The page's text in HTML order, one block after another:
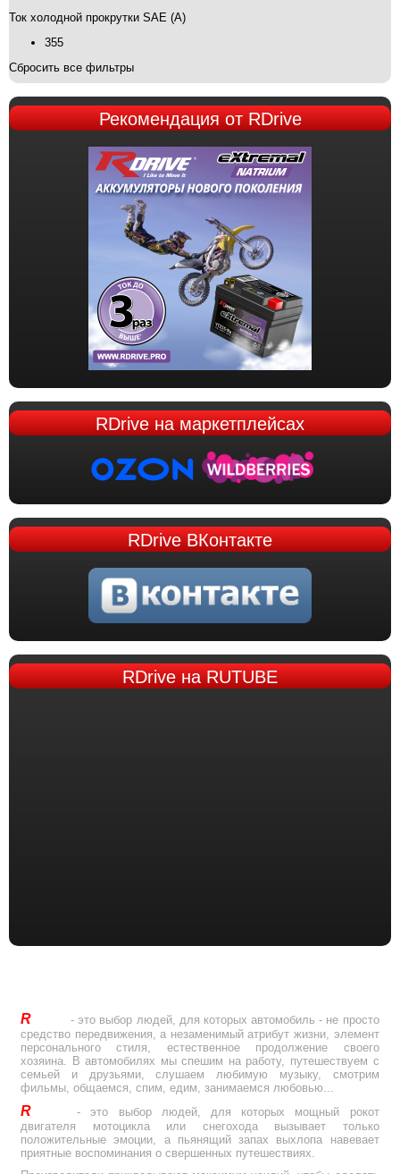
Ток холодной прокрутки SAE (А)
355
Сбросить все фильтры
Рекомендацияот RDrive
RDriveна маркетплейсах
RDriveВКонтакте
RDriveна RUTUBE
R
- это выбор людей, для которых автомобиль - не просто
средство передвижения, а незаменимый атрибут жизни, элемент
персонального стиля, естественное продолжение своего
хозяина. В автомобилях мы спешим на работу, путешествуем с
семьей и друзьями, слушаем любимую музыку, смотрим
фильмы, общаемся, спим, едим, занимаемся любовью...
R
- это выбор людей, для которых мощный рокот
двигателя мотоцикла или снегохода вызывает только
положительные эмоции, а пьянящий запах выхлопа навевает
приятные воспоминания о свершенных путешествиях.